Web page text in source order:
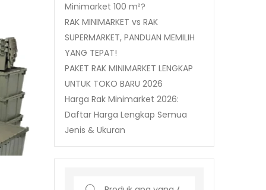
Minimarket 100 m²?
RAK MINIMARKET vs RAK
SUPERMARKET, PANDUAN MEMILIH
YANG TEPAT!
PAKET RAK MINIMARKET LENGKAP
UNTUK TOKO BARU 2026
Harga Rak Minimarket 2026:
Daftar Harga Lengkap Semua
Jenis & Ukuran
Search